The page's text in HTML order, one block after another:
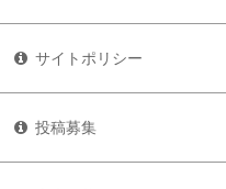
サイトポリシー
投稿募集